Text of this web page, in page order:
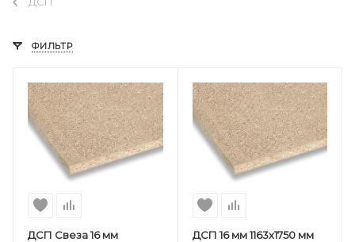
ФИЛЬТР
ДСП Свеза 16 мм
ДСП 16 мм 1163х1750 мм